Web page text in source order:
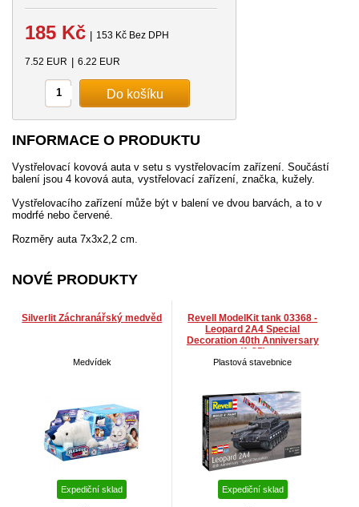
185 Kč 153 Kč Bez DPH
7.52 EUR 6.22 EUR
INFORMACE O PRODUKTU
Vystřelovací kovová auta v setu s vystřelovacím zařízení. Součástí
balení jsou 4 kovová auta, vystřelovací zařízení, značka, kužely.
Vystřelovacího zařízení může být v balení ve dvou barvách, a to v
modrfé nebo červené.
Rozměry auta 7x3x2,2 cm.
NOVÉ PRODUKTY
Silverlit Záchranářský medvěd
Medvídek
Expediční sklad
Revell ModelKit tank 03368 -
Leopard 2A4 Special
Decoration 40th Anniversary
(1:35)
Plastová stavebnice
Expediční sklad